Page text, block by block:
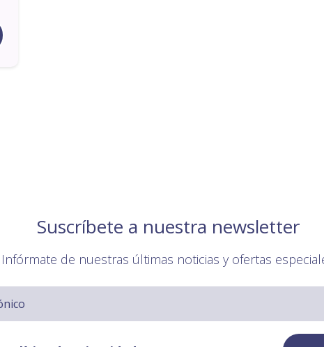
Suscríbete a nuestra newsletter
Infórmate de nuestras últimas noticias y ofertas